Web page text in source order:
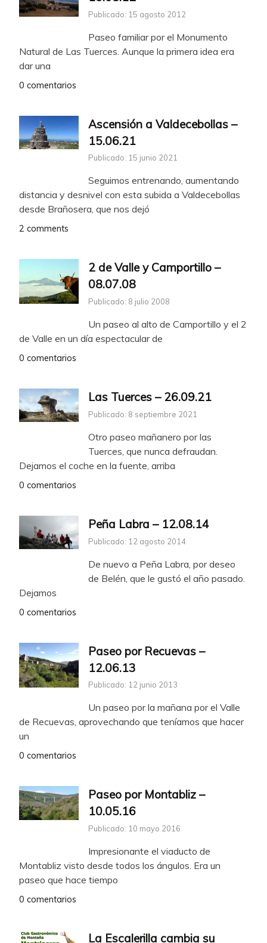
Publicado: 15 agosto 2012
Paseo familiar por el Monumento
Natural de Las Tuerces. Aunque la primera idea era
dar una
0 comentarios
Ascensión a Valdecebollas –
15.06.21
Publicado: 15 junio 2021
Seguimos entrenando, aumentando
distancia y desnivel con esta subida a Valdecebollas
desde Brañosera, que nos dejó
2 comments
2 de Valle y Camportillo –
08.07.08
Publicado: 8 julio 2008
Un paseo al alto de Camportillo y el 2
de Valle en un día espectacular de
0 comentarios
Las Tuerces – 26.09.21
Publicado: 8 septiembre 2021
Otro paseo mañanero por las
Tuerces, que nunca defraudan.
Dejamos el coche en la fuente, arriba
0 comentarios
Peña Labra – 12.08.14
Publicado: 12 agosto 2014
De nuevo a Peña Labra, por deseo
de Belén, que le gustó el año pasado.
Dejamos
0 comentarios
Paseo por Recuevas –
12.06.13
Publicado: 12 junio 2013
Un paseo por la mañana por el Valle
de Recuevas, aprovechando que teníamos que hacer
un
0 comentarios
Paseo por Montabliz –
10.05.16
Publicado: 10 mayo 2016
Impresionante el viaducto de
Montabliz visto desde todos los ángulos. Era un
paseo que hace tiempo
0 comentarios
La Escalerilla cambia su